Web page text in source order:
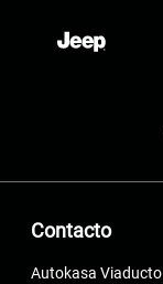
Contacto
Autokasa Viaducto